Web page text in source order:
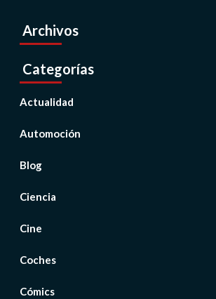
Archivos
Categorías
Actualidad
Automoción
Blog
Ciencia
Cine
Coches
Cómics